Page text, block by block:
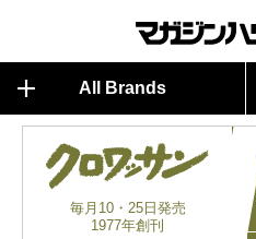
All Brands
毎月10・25日発売
1977年創刊